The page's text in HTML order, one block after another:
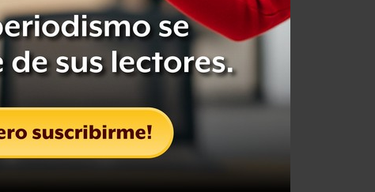
.
fútbol son tan
que en el
.